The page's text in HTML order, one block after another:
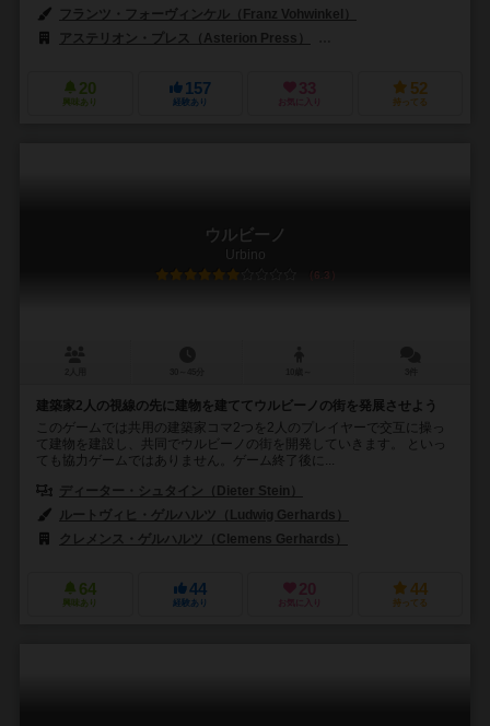
フランツ・フォーヴィンケル（Franz Vohwinkel）
アステリオン・プレス（Asterion Press）
20
興味あり
157
経験あり
33
お気に入り
52
持ってる
ウルビーノ
Urbino
6.3
建築家2人の視線の先に建物を建ててウルビーノの街を発展させよう
このゲームでは共用の建築家コマ2つを2人のプレイヤーで交互に操っ
て建物を建設し、共同でウルビーノの街を開発していきます。 といっ
ても協力ゲームではありません。ゲーム終了後に...
ディーター・シュタイン（Dieter Stein）
ルートヴィヒ・ゲルハルツ（Ludwig Gerhards）
クレメンス・ゲルハルツ（Clemens Gerhards）
64
興味あり
44
経験あり
20
お気に入り
44
持ってる